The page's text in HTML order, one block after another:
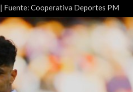
| Fuente: Cooperativa Deportes PM